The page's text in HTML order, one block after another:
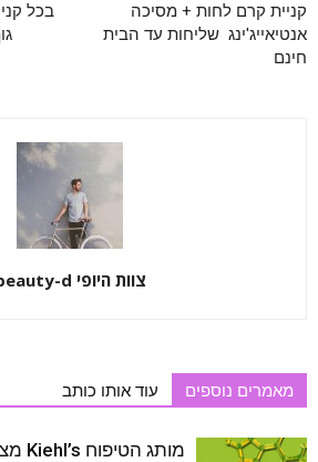
קניית קרם לחות + מסיכה
אנטיאייג'ינג שליחות עד הבית
חינם
בכל
צוות היופי beauty-d
מאמרים נוספים עוד אותו כותב